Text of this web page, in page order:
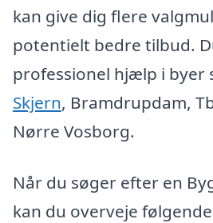
kan give dig flere
potentielt bedre tilbud.
professionel hjælp i byer
Skjern, Bramdrupdam,
Nørre Vosborg.
Når du søger efter en
kan du overveje